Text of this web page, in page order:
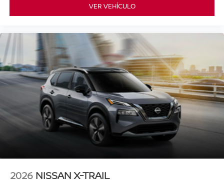
VER VEHÍCULO
2026 NISSAN X-TRAIL